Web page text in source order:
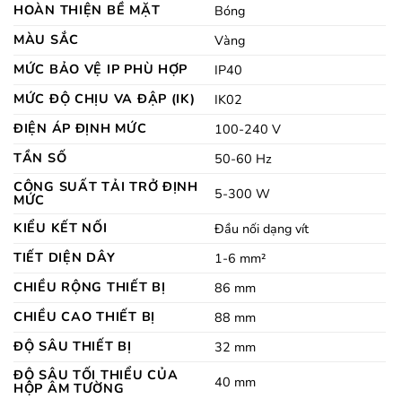
HOÀN THIỆN BỀ MẶT
Bóng
MÀU SẮC
Vàng
MỨC BẢO VỆ IP PHÙ HỢP
IP40
MỨC ĐỘ CHỊU VA ĐẬP (IK)
IK02
ĐIỆN ÁP ĐỊNH MỨC
100-240 V
TẦN SỐ
50-60 Hz
CÔNG SUẤT TẢI TRỞ ĐỊNH
MỨC
5-300 W
KIỂU KẾT NỐI
Đầu nối dạng vít
TIẾT DIỆN DÂY
1-6 mm²
CHIỀU RỘNG THIẾT BỊ
86 mm
CHIỀU CAO THIẾT BỊ
88 mm
ĐỘ SÂU THIẾT BỊ
32 mm
ĐỘ SÂU TỐI THIỂU CỦA
HỘP ÂM TƯỜNG 40 mm